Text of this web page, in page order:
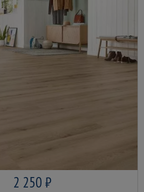
2 250 ₽